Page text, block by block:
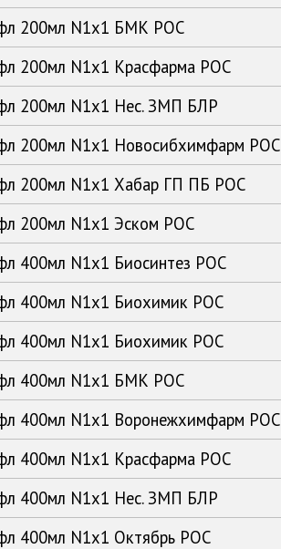
200мл N1x1 БМК РОС
200мл N1x1 Красфарма РОС
200мл N1x1 Нес. ЗМП БЛР
200мл N1x1 Новосибхимфарм РОС
200мл N1x1 Хабар ГП ПБ РОС
200мл N1x1 Эском РОС
400мл N1x1 Биосинтез РОС
400мл N1x1 Биохимик РОС
400мл N1x1 Биохимик РОС
400мл N1x1 БМК РОС
400мл N1x1 Воронежхимфарм РОС
400мл N1x1 Красфарма РОС
400мл N1x1 Нес. ЗМП БЛР
400мл N1x1 Октябрь РОС